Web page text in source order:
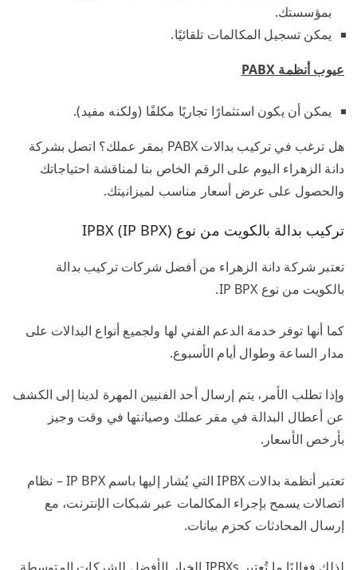
بمؤسستك.
يمكن تسجيل المكالمات تلقائيًا.
عيوب أنظمة PABX
يمكن أن يكون استثمارًا تجاريًا مكلفًا (ولكنه مفيد).
هل ترغب في تركيب بدالات PABX بمقر عملك؟ اتصل بشركة
دانة الزهراء اليوم على الرقم الخاص بنا لمناقشة احتياجاتك
والحصول على عرض أسعار مناسب لميزانيتك.
تركيب بدالة بالكويت من نوع IPBX (IP BPX)
تعتبر شركة دانة الزهراء من أفضل شركات تركيب بدالة
بالكويت من نوع IP BPX.
كما أنها توفر خدمة الدعم الفني لها ولجميع أنواع البدالات على
مدار الساعة وطوال أيام الأسبوع.
وإذا تطلب الأمر، يتم إرسال أحد الفنيين المهرة لدينا إلى الكشف
عن أعطال البدالة في مقر عملك وصيانتها في وقت وجيز
بأرخص الأسعار.
تعتبر أنظمة بدالات IPBX التي يُشار إليها باسم IP BPX – نظام
اتصالات يسمح بإجراء المكالمات عبر شبكات الإنترنت، مع
إرسال المحادثات كحزم بيانات.